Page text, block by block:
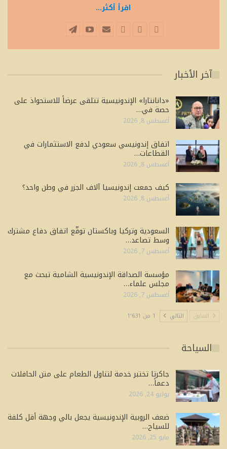
اقرأ أكثر...
آخر الأخبار
«دانانتارا» الإندونيسية تتلقى عرضاً للاستحواذ على
حصة في…
أغسطس 8, 2026
اتفاق إندونيسي سعودي لدفع الاستثمارات في
القطاعات…
أغسطس 8, 2026
كيف جمعت إندونيسيا آلاف الجزر في وطن واحد؟
أغسطس 8, 2026
السعودية وتركيا وباكستان توقّع اتفاق دفاع مشترك
وسط تصاعد…
أغسطس 7, 2026
مؤسسة الصداقة الإندونيسية الشامية تبحث مع
مجلس علماء…
أغسطس 7, 2026
السابق التالي 1 من 1٬631
السياحة
جاكرتا تختبر خدمة لتناول الطعام على متن الحافلات
دعماً…
يوليو 24, 2026
ضعف الروبية الإندونيسية يجعل بالي وجهة أقل كلفة
للسياح…
مايو 25, 2026